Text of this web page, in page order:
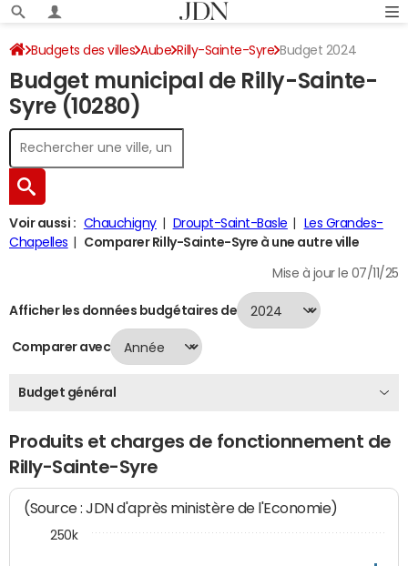
Budgets des villes Aube Rilly-Sainte-Syre Budget 2024
Budget municipal de Rilly-Sainte-
Syre (10280)
Voir aussi : Chauchigny Droupt-Saint-Basle
Les Grandes-
Chapelles
Comparer Rilly-Sainte-Syre à une autre ville
Mise à jour le 07/11/25
Afficher les données budgétaires de
Comparer avec
Budget général
Produits et charges de fonctionnement de
Rilly-Sainte-Syre
(Source : JDN d'après ministère de l'Economie)
250k